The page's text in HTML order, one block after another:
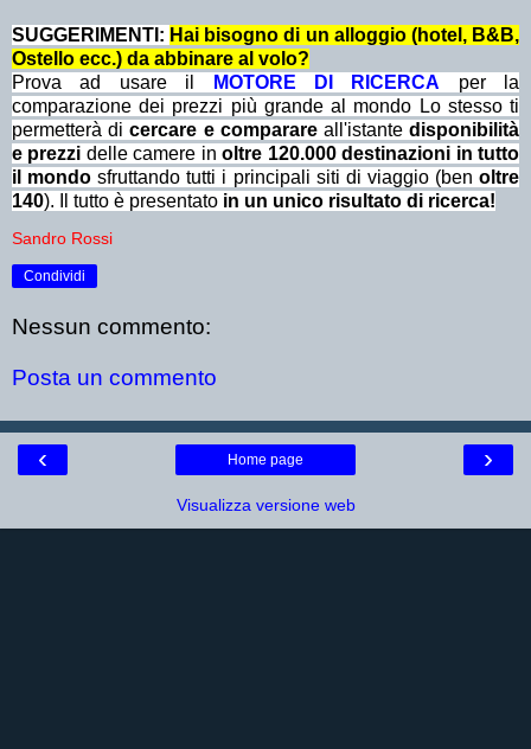
SUGGERIMENTI: Hai bisogno di un alloggio (hotel, B&B,
Ostello ecc.) da abbinare al volo?
Prova ad usare il
MOTORE DI RICERCA
per la
comparazione dei prezzi più grande al mondo Lo stesso ti
permetterà dicercare e comparare all'istantedisponibilità
e prezzi delle camere inoltre 120.000 destinazioni in tutto
il mondo sfruttando tutti i principali siti di viaggio (benoltre
140). Il tutto è presentato in un unico risultato di ricerca!
Sandro Rossi
Condividi
Nessun commento:
Posta un commento
‹ ›
Home page
Visualizza versione web